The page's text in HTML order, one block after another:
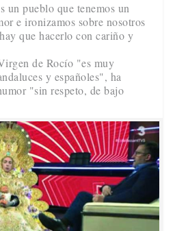
un pueblo que tenemos un
e ironizamos sobre nosotros
que hacerlo con cariño y
de Rocío "es muy
y españoles", ha
"sin respeto, de bajo